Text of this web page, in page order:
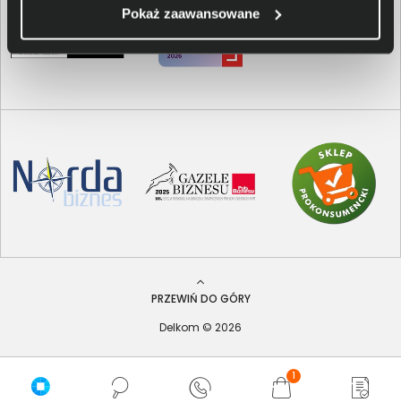
Pokaż zaawansowane
1
PRZEWIŃ DO GÓRY
Delkom © 2026